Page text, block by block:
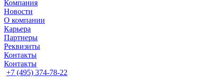
Компания
Новости
О компании
Карьера
Партнеры
Реквизиты
Контакты
Контакты
+7 (495) 374-78-22